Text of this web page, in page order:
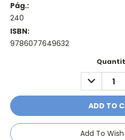
Pág.:
240
ISBN:
9786077649632
DECREASE
QUANTITY:
Add To Wish